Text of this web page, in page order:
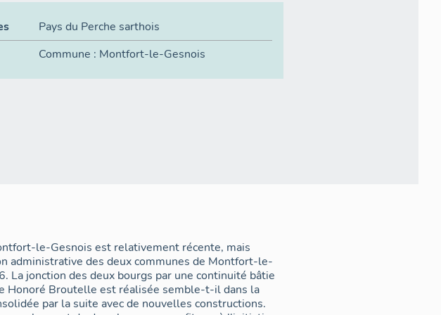
Pays du Perche sarthois
Commune : Montfort-le-Gesnois
le-Gesnois est relativement récente, mais
administrative des deux communes de Montfort-le-
La jonction des deux bourgs par une continuité bâtie
Honoré Broutelle est réalisée semble-t-il dans la
par la suite avec de nouvelles constructions.